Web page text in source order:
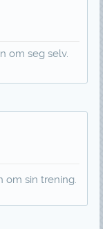
om seg selv.
om sin trening.